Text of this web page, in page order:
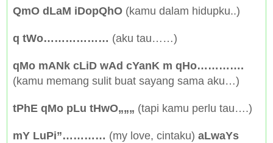
QmO dLaM iDopQhO(kamu dalam hidupku..)
q tWo……………… (aku tau……)
qMo mANk cLiD wAd cYanK m qHo………….
(kamu memang sulit buat sayang sama aku…)
tPhE qMo pLu tHwO„„„ (tapi kamu perlu tau….)
mY LuPi”………… (my love, cintaku) aLwaYs